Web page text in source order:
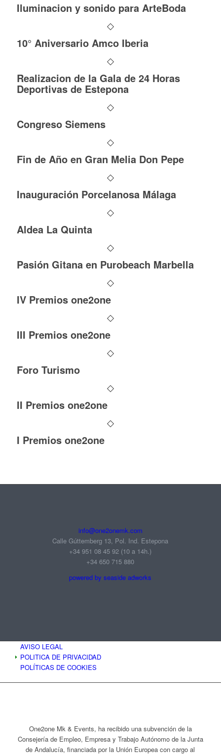
Iluminacion y sonido para ArteBoda
10° Aniversario Amco Iberia
Realizacion de la Gala de 24 Horas
Deportivas de Estepona
Congreso Siemens
Fin de Año en Gran Melia Don Pepe
Inauguración Porcelanosa Málaga
Aldea La Quinta
Pasión Gitana en Purobeach Marbella
IV Premios one2one
III Premios one2one
Foro Turismo
II Premios one2one
I Premios one2one
info@one2onemk.com
Calle Gúttemberg 13, Pol. Ind. Estepona
+34 951 08 45 92‬ (10 a 14h.)
+34 650 715 880
powered by seaside adworks
AVISO LEGAL
POLITICA DE PRIVACIDAD
POLÍTICAS DE COOKIES
One2one Mk & Events, ha recibido una subvención de la
Consejería de Empleo, Empresa y Trabajo Autónomo de la Junta
de Andalucía, financiada por la Unión Europea con cargo al